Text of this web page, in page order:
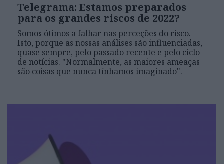
Telegrama: Estamos preparados
para os grandes riscos de 2022?
Somos ótimos a falhar nas perceções do risco.
Isto, porque as nossas análises são influenciadas,
quase sempre, pelo passado recente e pelo ciclo
de notícias. "Normalmente, as maiores ameaças
são coisas que nunca tínhamos imaginado".